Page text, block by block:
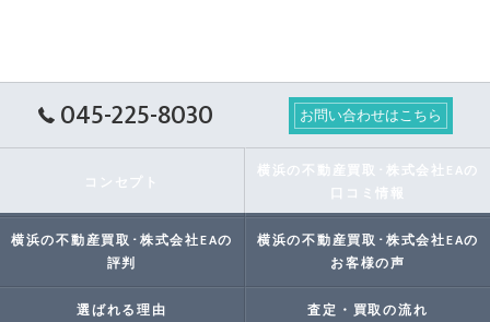
045-225-8030 お問い合わせはこちら
コンセプト
横浜の不動産買取･株式会社EAの
口コミ情報
横浜の不動産買取･株式会社EAの
評判
横浜の不動産買取･株式会社EAの
お客様の声
選ばれる理由 査定・買取の流れ